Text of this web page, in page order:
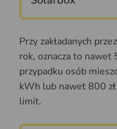
Przy zakładanych
rok, oznacza to nawet
przypadku osób
kWh lub nawet 800
limit.